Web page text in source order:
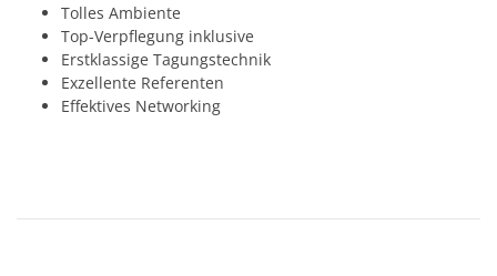
Tolles Ambiente
Top-Verpflegung inklusive
Erstklassige Tagungstechnik
Exzellente Referenten
Effektives Networking